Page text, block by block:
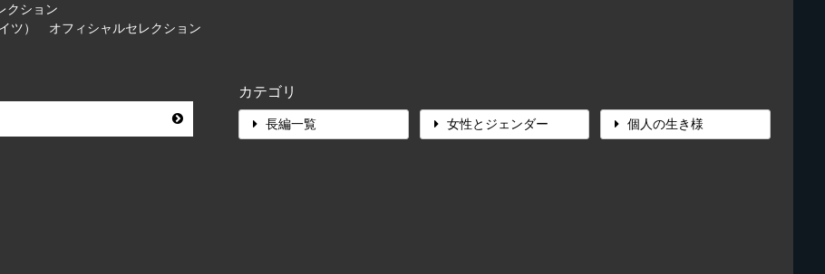
クション
ツ） オフィシャルセレクション
カテゴリ
長編一覧 女性とジェンダー 個人の生き様